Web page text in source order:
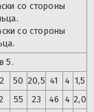
со стороны
со стороны
5.
50 20,5 41 4 1,5
55 23 46 4 2,0